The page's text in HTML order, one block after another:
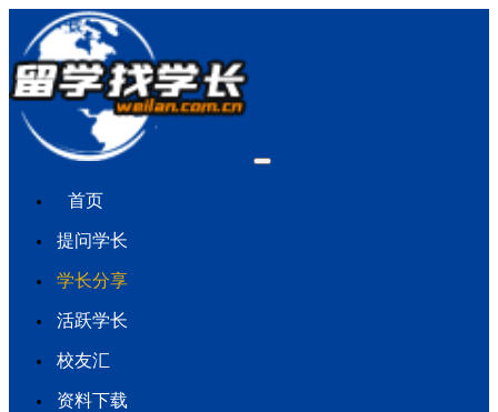
首页
提问学长
学长分享
活跃学长
校友汇
资料下载